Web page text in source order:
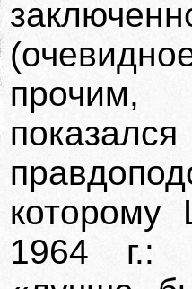
прочим,
1964 г.: